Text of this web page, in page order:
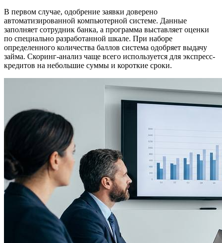
В первом случае, одобрение заявки доверено
автоматизированной компьютерной системе. Данные
заполняет сотрудник банка, а программа выставляет оценки
по специально разработанной шкале. При наборе
определенного количества баллов система одобряет выдачу
займа. Скоринг-анализ чаще всего используется для экспресс-
кредитов на небольшие суммы и короткие сроки.